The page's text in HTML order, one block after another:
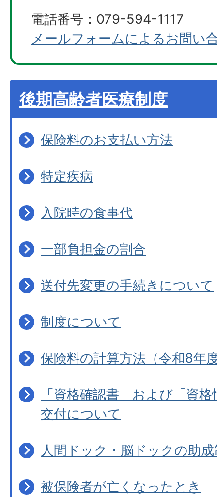
電話番号：079-594-1117
メールフォームによるお問い
後期高齢者医療制度
保険料のお支払い方法
特定疾病
入院時の食事代
一部負担金の割合
送付先変更の手続きについて
制度について
保険料の計算方法（令和8年
「資格確認書」および「資
交付について
人間ドック・脳ドックの助
被保険者が亡くなったとき